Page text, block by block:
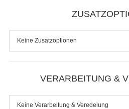
Keine Zusatzoptionen
VERARBEITUNG &
Keine Verarbeitung & Veredelung